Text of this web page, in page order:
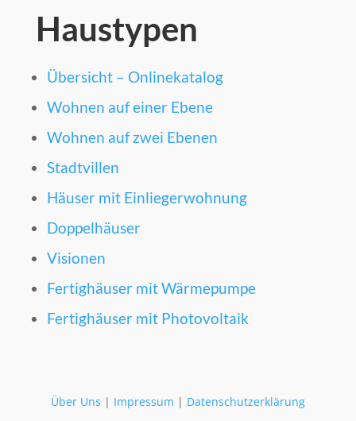
Haustypen
Übersicht – Onlinekatalog
Wohnen auf einer Ebene
Wohnen auf zwei Ebenen
Stadtvillen
Häuser mit Einliegerwohnung
Doppelhäuser
Visionen
Fertighäuser mit Wärmepumpe
Fertighäuser mit Photovoltaik
Über Uns | Impressum | Datenschutzerklärung